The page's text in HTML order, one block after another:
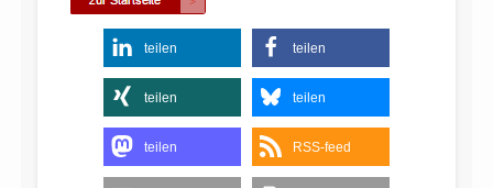
teilen teilen
teilen teilen
teilen RSS-feed